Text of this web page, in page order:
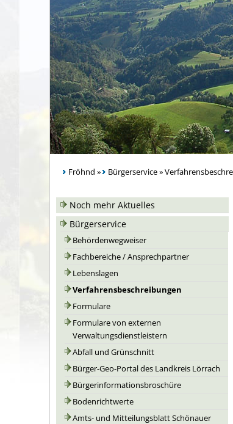
Fröhnd » Bürgerservice»
Noch mehr Aktuelles
Bürgerservice
Behördenwegweiser
Fachbereiche / Ansprechpartner
Lebenslagen
Verfahrensbeschreibungen
Formulare
Formulare von externen
Verwaltungsdienstleistern
Abfall und Grünschnitt
Bürger-Geo-Portal des Landkreis Lörrach
Bürgerinformationsbroschüre
Bodenrichtwerte
Amts- und Mitteilungsblatt Schönauer